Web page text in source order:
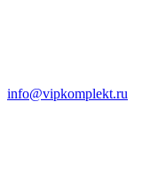
info@vipkomplekt.ru